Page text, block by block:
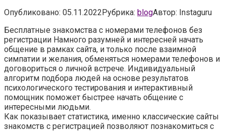
Опубликовано: 05.11.2022Рубрика: blogАвтор: Instaguru
Бесплатные знакомства с номерами телефонов без
регистрации Намного разумней и интересней начать
общение в рамках сайта, и только после взаимной
симпатии и желания, обменяться номерами телефонов и
договориться о личной встрече. Индивидуальный
алгоритм подбора людей на основе результатов
психологического тестирования и интерактивный
помощник поможет быстрее начать общение с
интересными людьми.
Как показывает статистика, именно классические сайты
знакомств с регистрацией позволяют познакомиться с